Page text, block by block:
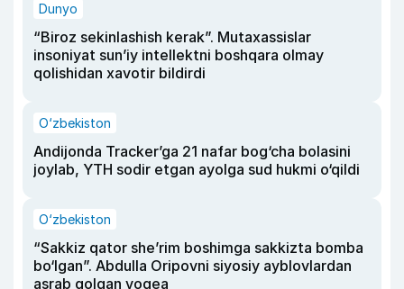
Dunyo
“Biroz sekinlashish kerak”. Mutaxassislar
insoniyat sun’iy intellektni boshqara olmay
qolishidan xavotir bildirdi
O‘zbekiston
Andijonda Tracker’ga 21 nafar bog‘cha bolasini
joylab, YTH sodir etgan ayolga sud hukmi o‘qildi
O‘zbekiston
“Sakkiz qator she’rim boshimga sakkizta bomba
bo‘lgan”. Abdulla Oripovni siyosiy ayblovlardan
asrab qolgan voqea